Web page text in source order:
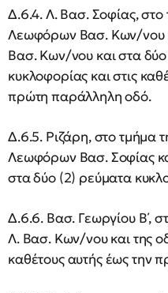
Δ.6.4. Λ. Βασ. Σοφίας, στο
Λεωφόρων Βασ. Κων/νου
Βασ. Κων/νου και στα
κυκλοφορίας και στις
πρώτη παράλληλη οδό.
Δ.6.5. Ριζάρη, στο τμήμα
Λεωφόρων Βασ. Σοφίας
στα δύο (2) ρεύματα
Δ.6.6. Βασ. Γεωργίου Β΄,
Λ. Βασ. Κων/νου και της
καθέτους αυτής έως την